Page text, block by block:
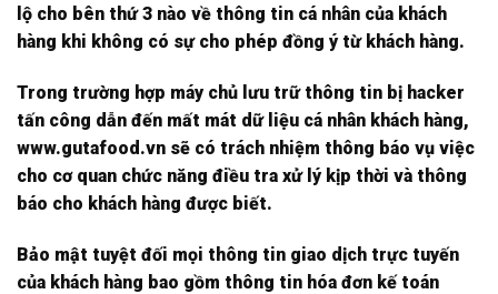
lộ cho bên thứ 3 nào về thông tin cá nhân của khách
hàng khi không có sự cho phép đồng ý từ khách hàng.
Trong trường hợp máy chủ lưu trữ thông tin bị hacker
tấn công dẫn đến mất mát dữ liệu cá nhân khách hàng,
www.gutafood.vn sẽ có trách nhiệm thông báo vụ việc
cho cơ quan chức năng điều tra xử lý kịp thời và thông
báo cho khách hàng được biết.
Bảo mật tuyệt đối mọi thông tin giao dịch trực tuyến
của khách hàng bao gồm thông tin hóa đơn kế toán